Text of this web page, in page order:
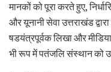
मानकों को पूरा करते हुए,
और यूनानी सेवा उत्तराखंड
षडयंत्रपूर्वक लिखा और
भी रूप में पतंजलि संस्थान को